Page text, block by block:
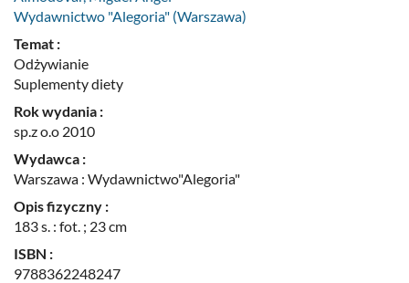
Wydawnictwo "Alegoria" (Warszawa)
Temat :
Odżywianie
Suplementy diety
Rok wydania :
sp.z o.o 2010
Wydawca :
Warszawa : Wydawnictwo"Alegoria"
Opis fizyczny :
183 s. : fot. ; 23 cm
ISBN :
9788362248247